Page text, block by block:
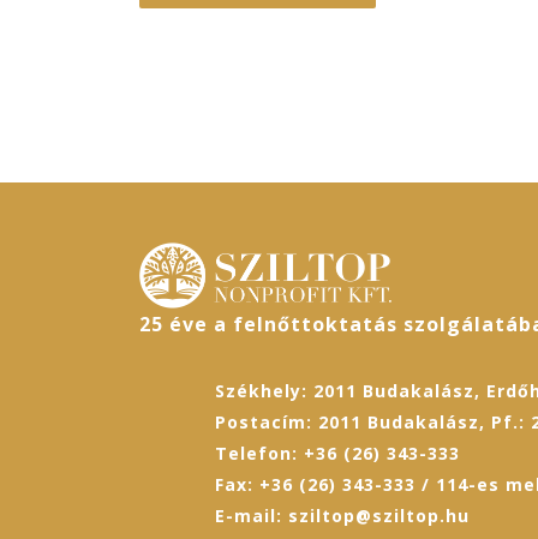
25 éve a felnőttoktatás
Székhely: 2011 Budakalász,
Postacím: 2011 Budakalász, Pf.:
Telefon: +36 (26) 343-333
Fax: +36 (26) 343-333 / 114-es
E-mail: sziltop@sziltop.hu